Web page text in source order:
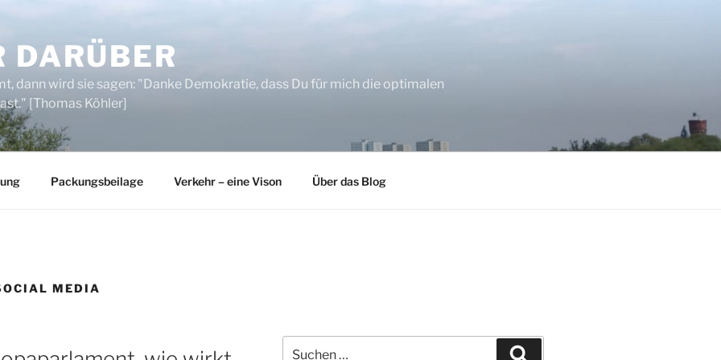
DARÜBER
dann wird sie sagen: "Danke Demokratie, dass Du für mich die optimalen
[Thomas Köhler]
Packungsbeilage Verkehr – eine Vison Über das Blog
MEDIA